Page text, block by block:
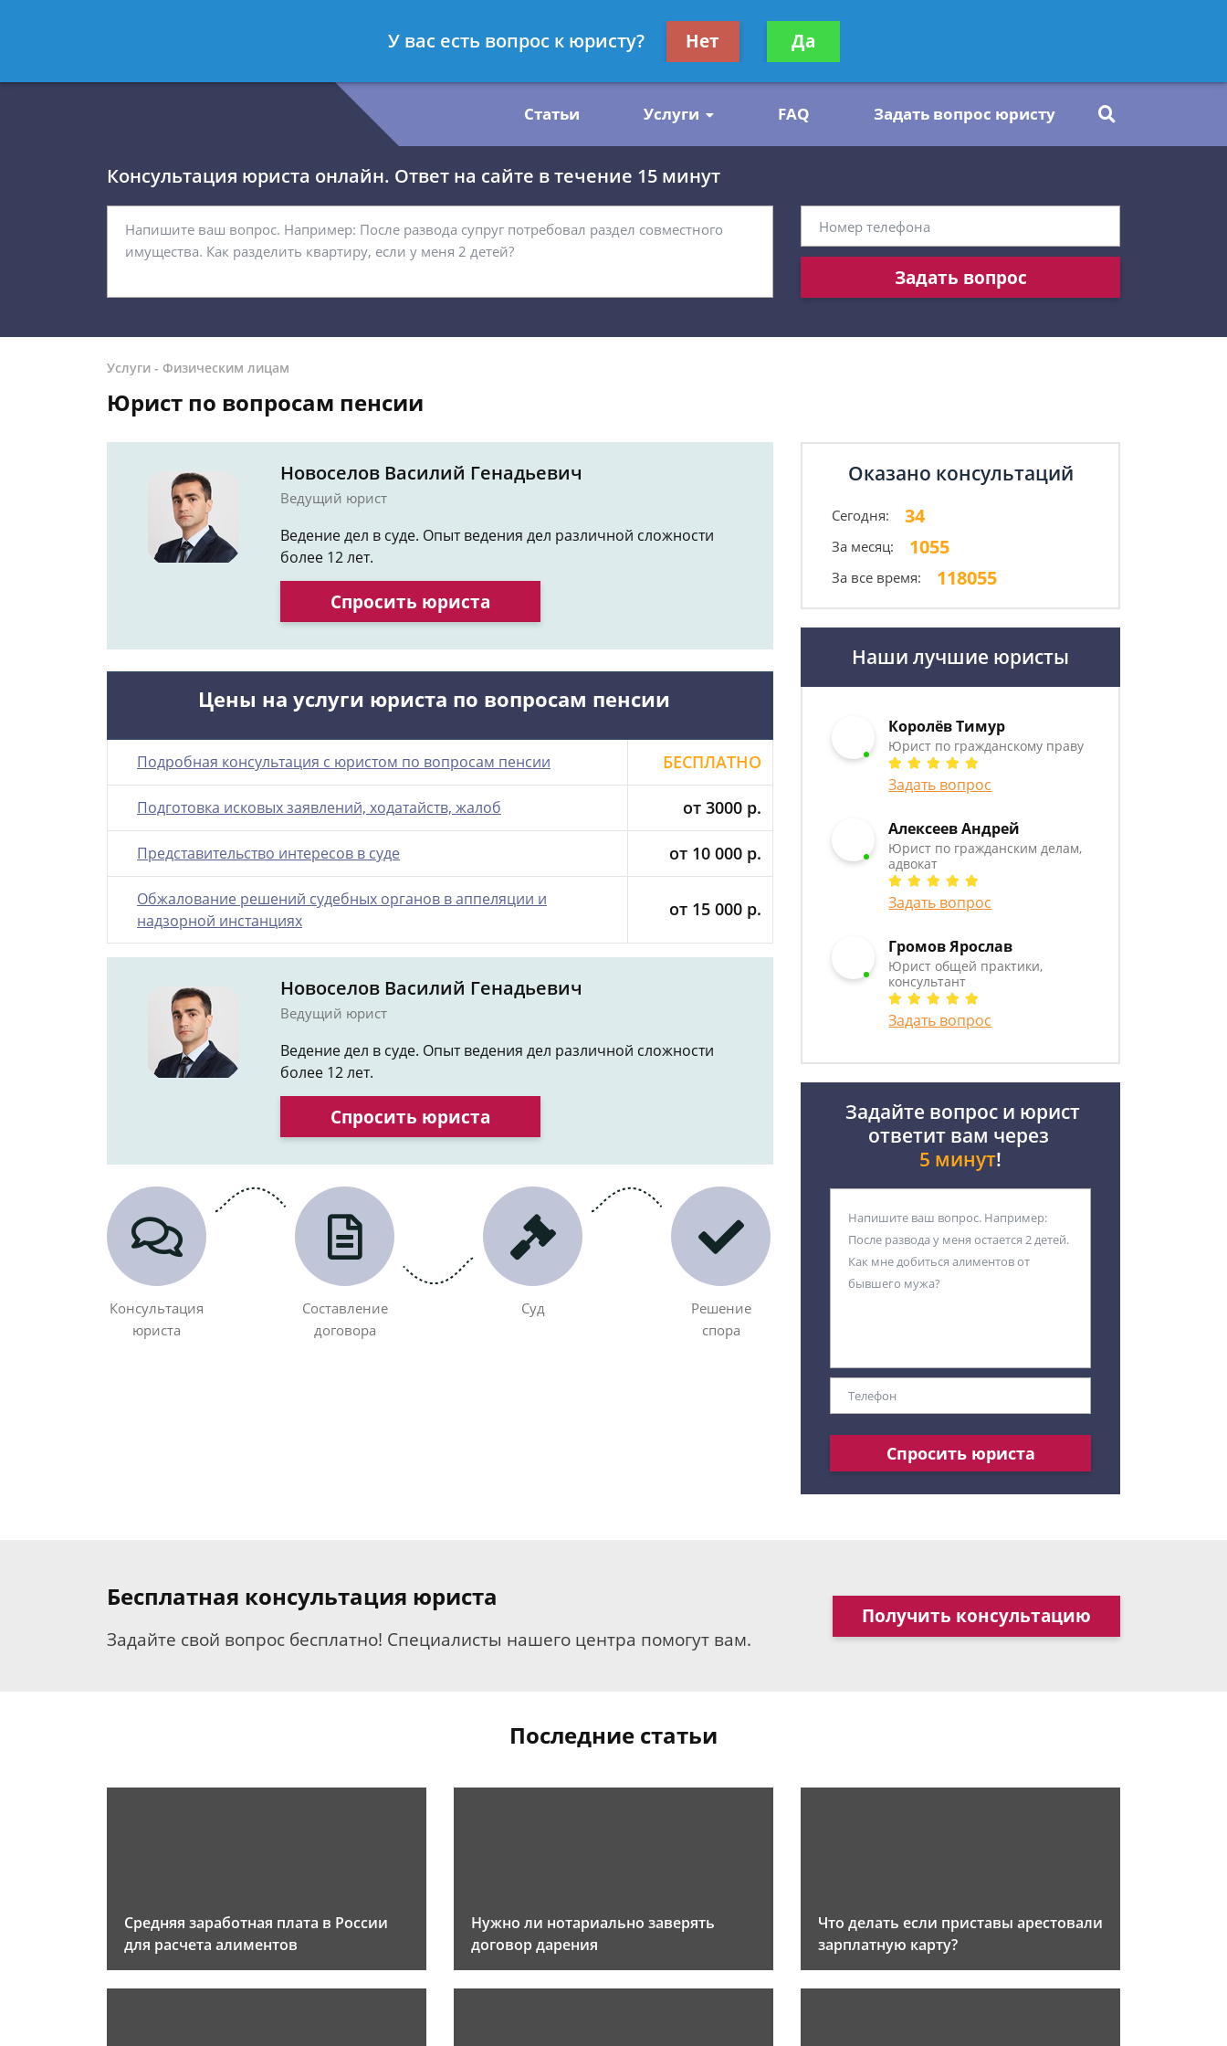
- Юрист по гражданскому праву
Получите консультацию
бесплатно
Статьи Услуги FAQ Задать вопрос юристу
Консультация юриста онлайн. Ответ на сайте в течение 15 минут
Задать вопрос
Услуги - Физическим лицам
Юрист по вопросам пенсии
Новоселов Василий Генадьевич
Ведущий юрист
Ведение дел в суде. Опыт ведения дел различной сложности
более 12 лет.
Спросить юриста
Цены на услуги юриста по вопросам пенсии
Подробная консультация с юристом по вопросам пенсии БЕСПЛАТНО
Подготовка исковых заявлений, ходатайств, жалоб от 3000 р.
Представительство интересов в суде от 10 000 р.
Обжалование решений судебных органов в аппеляции и
надзорной инстанциях
от 15 000 р.
Новоселов Василий Генадьевич
Ведущий юрист
Ведение дел в суде. Опыт ведения дел различной сложности
более 12 лет.
Спросить юриста
Консультация
юриста
Составление
договора
Суд
Решение
спора
Оказано консультаций
Сегодня: 34
За месяц: 1055
За все время: 118055
Наши лучшие юристы
Королёв Тимур
Юрист по гражданскому праву
Задать вопрос
Алексеев Андрей
Юрист по гражданским делам,
адвокат
Задать вопрос
Громов Ярослав
Юрист общей практики,
консультант
Задать вопрос
Задайте вопрос и юрист
ответит вам через
5 минут!
Спросить юриста
Бесплатная консультация юриста
Задайте свой вопрос бесплатно! Специалисты нашего центра помогут вам.
Получить консультацию
Последние статьи
Средняя заработная плата в России
для расчета алиментов
Нужно ли нотариально заверять
договор дарения
Что делать если приставы арестовали
зарплатную карту?
У вас есть вопрос к юристу? Нет Да